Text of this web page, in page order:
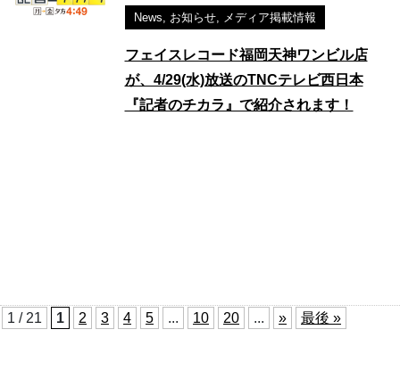
News, お知らせ, メディア掲載情報
フェイスレコード福岡天神ワンビル店
が、4/29(水)放送のTNCテレビ西日本
『記者のチカラ』で紹介されます！
1 / 21 1 2 3 4 5 ... 10 20 ... » 最後 »